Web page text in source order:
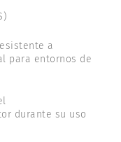
a
para entornos de
durante su uso